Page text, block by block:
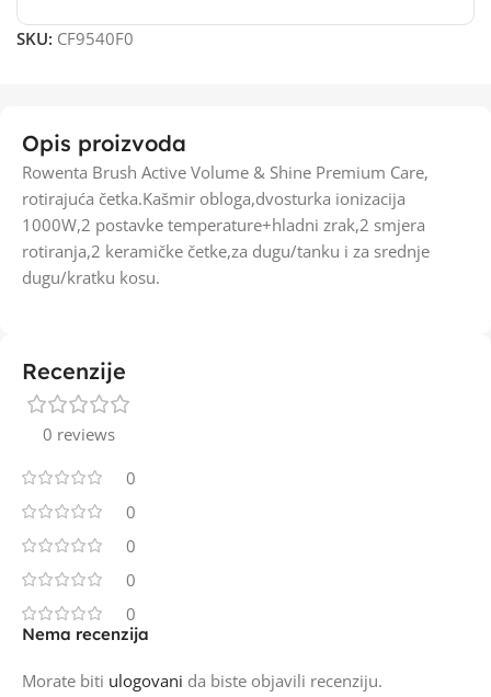
SKU: CF9540F0
Opis proizvoda
Rowenta Brush Active Volume & Shine Premium Care,
rotirajuća četka.Kašmir obloga,dvosturka ionizacija
1000W,2 postavke temperature+hladni zrak,2 smjera
rotiranja,2 keramičke četke,za dugu/tanku i za srednje
dugu/kratku kosu.
Recenzije
0 reviews
0
0
0
0
0
Nema recenzija
Morate biti ulogovani da biste objavili recenziju.